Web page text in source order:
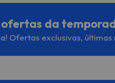
ofertas da
Ofertas exclusivas,